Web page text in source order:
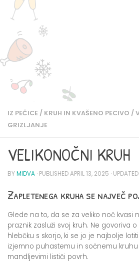
IZ PEČICE / KRUH IN KVAŠENO PECIVO /
GRIZLJANJE
VELIKONOČNI KRUH
BYMIDVA · PUBLISHEDAPRIL 13, 2025 · UPDATED
Zapletenega kruha se največ
Glede na to, da se za veliko noč kvasi
praznik zasluži svoj kruh. Ne govoriva
hlebčku s skorjo, ki se jo je najbolje
izjemno puhastemu in sočnemu kruhu
mandljevimi lističi povrh.